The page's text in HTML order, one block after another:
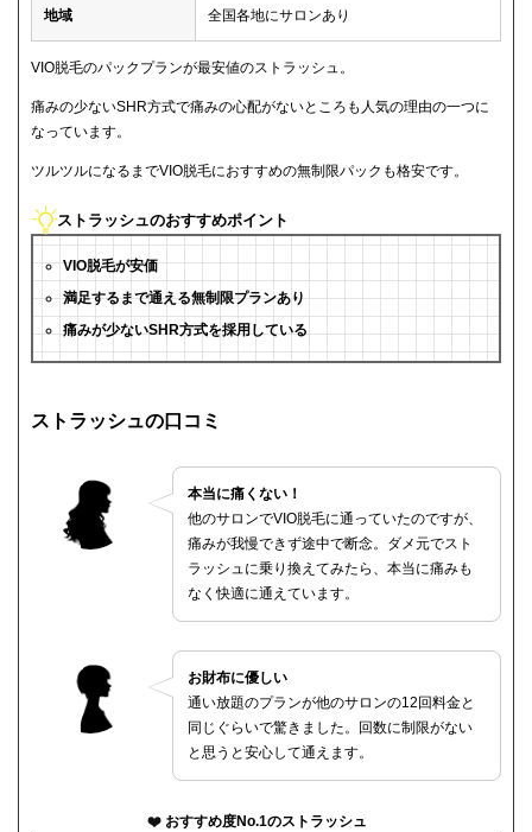
地域 全国各地にサロンあり
VIO脱毛のパックプランが最安値のストラッシュ。
痛みの少ないSHR方式で痛みの心配がないところも人気の理由の一つに
なっています。
ツルツルになるまでVIO脱毛におすすめの無制限パックも格安です。
ストラッシュのおすすめポイント
VIO脱毛が安価
満足するまで通える無制限プランあり
痛みが少ないSHR方式を採用している
ストラッシュの口コミ
本当に痛くない！
他のサロンでVIO脱毛に通っていたのですが、
痛みが我慢できず途中で断念。ダメ元でスト
ラッシュに乗り換えてみたら、本当に痛みも
なく快適に通えています。
お財布に優しい
通い放題のプランが他のサロンの12回料金と
同じぐらいで驚きました。回数に制限がない
と思うと安心して通えます。
おすすめ度No.1のストラッシュ